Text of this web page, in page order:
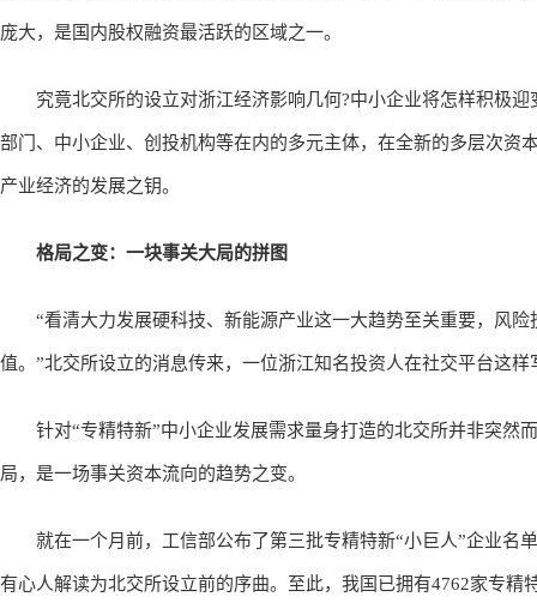
庞大，是国内股权融资最活跃的区域之一。
究竟北交所的设立对浙江经济影响几何?中小企业将怎样积极迎
部门、中小企业、创投机构等在内的多元主体，在全新的多层次资
产业经济的发展之钥。
格局之变：一块事关大局的拼图
“看清大力发展硬科技、新能源产业这一大趋势至关重要，风险
值。”北交所设立的消息传来，一位浙江知名投资人在社交平台这样
针对“专精特新”中小企业发展需求量身打造的北交所并非突然
局，是一场事关资本流向的趋势之变。
就在一个月前，工信部公布了第三批专精特新“小巨人”企业名
有心人解读为北交所设立前的序曲。至此，我国已拥有4762家专精